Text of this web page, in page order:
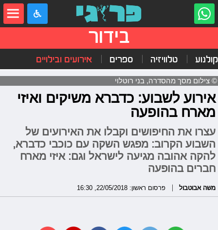
בידור
קולנוע טלוויזיה ספרים אירועים ובילויים
© צילום מסך מהסדרה, בני רוטלוי
אירוע לשבוע: כדברא משיקים ואיזי
מארח בהופעה
עצרו את החיפושים וקבלו את האירועים של
השבוע הקרוב: מפגש השקה עם כוכבי כדברא,
להקה אהובה מגיעה לישראל וגם: איזי מארח
חברים בהופעה
משה אבוטבול פרסום ראשון: 22/05/2018, 16:30